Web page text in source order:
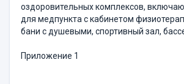
оздоровительных комплексов,
для медпункта с кабинетом
бани с душевыми, спортивный зал,
Приложение 1